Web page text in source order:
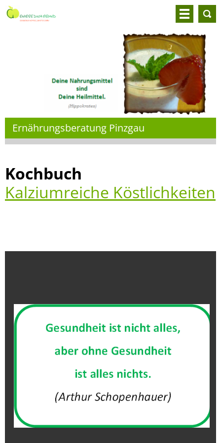
Ernährungsberatung Pinzgau
Kochbuch
Kalziumreiche Köstlichkeiten